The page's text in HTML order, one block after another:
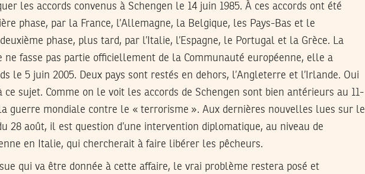
les accords convenus à Schengen le 14 juin 1985. À ces accords ont été
phase, par la France, l’Allemagne, la Belgique, les Pays-Bas et le
phase, plus tard, par l’Italie, l’Espagne, le Portugal et la Grèce. La
ne fasse pas partie officiellement de la Communauté européenne, elle a
le 5 juin 2005. Deux pays sont restés en dehors, l’Angleterre et l’Irlande. Oui
ce sujet. Comme on le voit les accords de Schengen sont bien antérieurs au 11-
guerre mondiale contre le « terrorisme ». Aux dernières nouvelles lues sur le
28 août, il est question d’une intervention diplomatique, au niveau de
en Italie, qui chercherait à faire libérer les pêcheurs.
qui va être donnée à cette affaire, le vrai problème restera posé et